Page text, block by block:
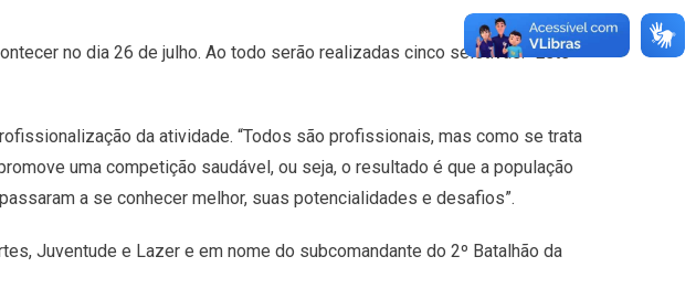
no dia 26 de julho. Ao todo serão realizadas cinco seletivas. “Este
da atividade. “Todos são profissionais, mas como se trata
uma competição saudável, ou seja, o resultado é que a população
a se conhecer melhor, suas potencialidades e desafios”.
Juventude e Lazer e em nome do subcomandante do 2º Batalhão da